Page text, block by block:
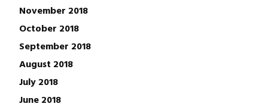
November 2018
October 2018
September 2018
August 2018
July 2018
June 2018